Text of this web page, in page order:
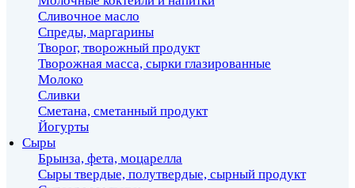
Сливочное масло
Спреды, маргарины
Творог, творожный продукт
Творожная масса, сырки глазированные
Молоко
Сливки
Сметана, сметанный продукт
Йогурты
Сыры
Брынза, фета, моцарелла
Сыры твердые, полутвердые, сырный продукт